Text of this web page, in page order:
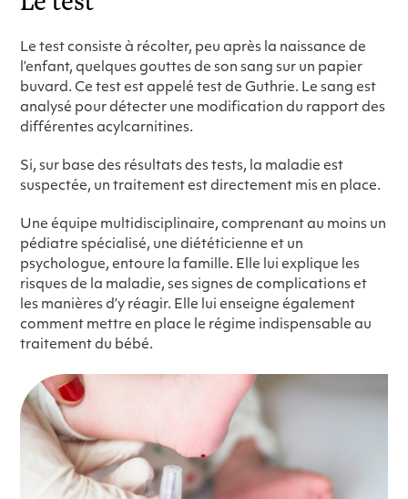
Le test consiste à récolter, peu après la naissance de
l’enfant, quelques gouttes de son sang sur un papier
buvard. Ce test est appelé test de Guthrie. Le sang est
analysé pour détecter une modification du rapport des
différentes acylcarnitines.
Si, sur base des résultats des tests, la maladie est
suspectée, un traitement est directement mis en place.
Une équipe multidisciplinaire, comprenant au moins un
pédiatre spécialisé, une diététicienne et un
psychologue, entoure la famille. Elle lui explique les
risques de la maladie, ses signes de complications et
les manières d’y réagir. Elle lui enseigne également
comment mettre en place le régime indispensable au
traitement du bébé.